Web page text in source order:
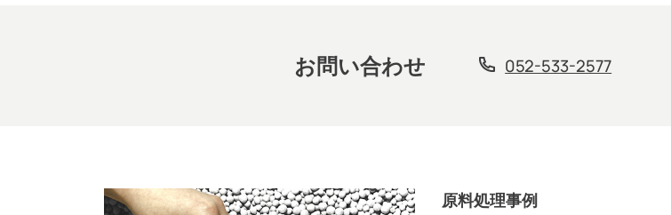
お問い合わせ 052-533-2577
原料処理事例